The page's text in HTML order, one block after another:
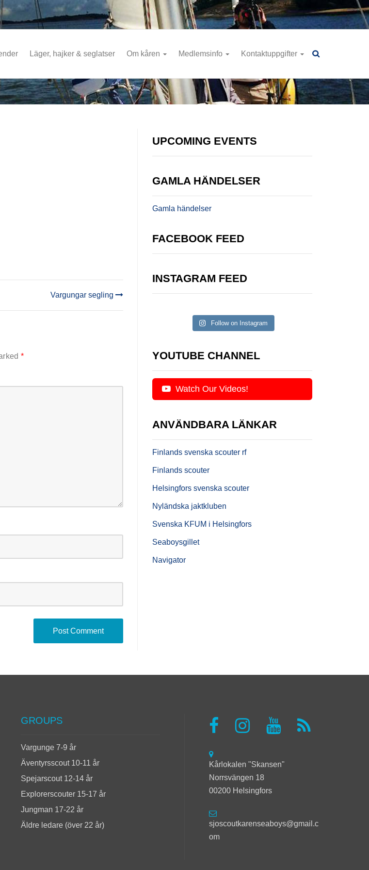
Läger, hajker & seglatser Om kåren Medlemsinfo Kontaktuppgifter
Vargungar segling
*
UPCOMING EVENTS
GAMLA HÄNDELSER
Gamla händelser
FACEBOOK FEED
INSTAGRAM FEED
Follow on Instagram
YOUTUBE CHANNEL
Watch Our Videos!
ANVÄNDBARA LÄNKAR
Finlands svenska scouter rf
Finlands scouter
Helsingfors svenska scouter
Nyländska jaktkluben
Svenska KFUM i Helsingfors
Seaboysgillet
Navigator
GROUPS
Vargunge 7-9 år
Äventyrsscout 10-11 år
Spejarscout 12-14 år
Explorerscouter 15-17 år
Jungman 17-22 år
Äldre ledare (över 22 år)
Kårlokalen "Skansen"
Norrsvängen 18
00200 Helsingfors
sjoscoutkarenseaboys@gmail.c
om